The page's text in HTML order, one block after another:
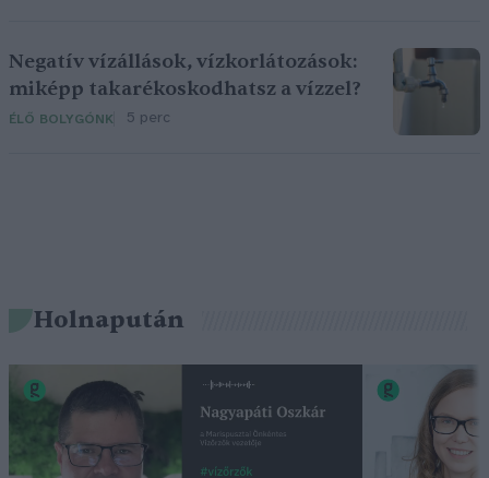
Negatív vízállások, vízkorlátozások:
miképp takarékoskodhatsz a vízzel?
ÉLŐ BOLYGÓNK 5 perc
Holnapután